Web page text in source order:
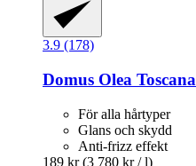
3.9 (178)
Domus Olea Toscana
För alla hårtyper
Glans och skydd
Anti-frizz effekt
189 kr (3 780 kr / l)